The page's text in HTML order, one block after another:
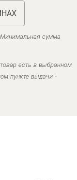
сумма
есть в выбранном
пункте выдачи -